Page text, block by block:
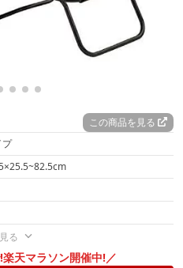
この商品を見る
プ
る
天マラソン開催中!／